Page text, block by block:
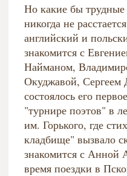
Но какие бы
никогда не
английский и
знакомится с
Найманом,
Окуджавой, Сергеем
состоялось его
"турнире поэтов" в
им. Горького, где
кладбище" вызвало
знакомится с Анной
время поездки в